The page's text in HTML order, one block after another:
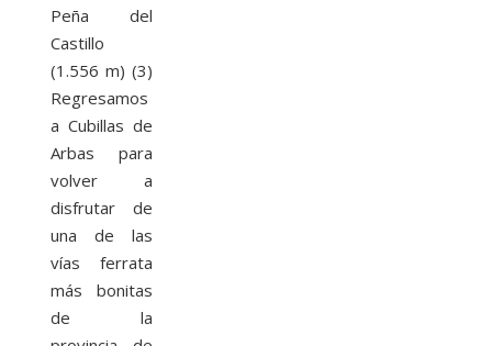
Peña del
Castillo
(1.556 m) (3)
Regresamos
a Cubillas de
Arbas para
volver a
disfrutar de
una de las
vías ferrata
más bonitas
de la